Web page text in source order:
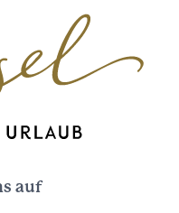
auf